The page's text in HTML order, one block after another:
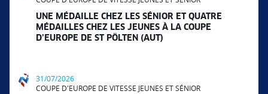
UNE MÉDAILLE CHEZ LES SÉNIOR ET QUATRE
MÉDAILLES CHEZ LES JEUNES À LA COUPE
D’EUROPE DE ST PÖLTEN (AUT)
31/07/2026
COUPE D'EUROPE DE VITESSE JEUNES ET SÉNIOR